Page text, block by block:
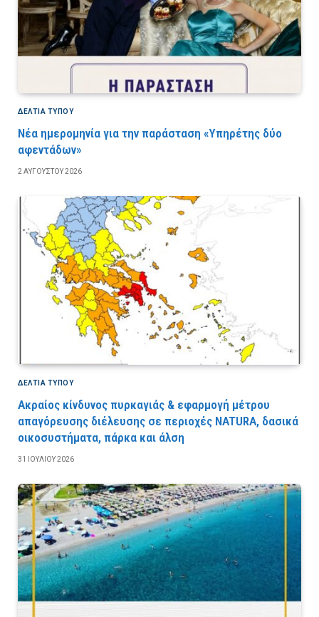
ΔΕΛΤΙΑ ΤΥΠΟΥ
Νέα ημερομηνία για την παράσταση «Υπηρέτης δύο
αφεντάδων»
2 ΑΥΓΟΎΣΤΟΥ 2026
ΔΕΛΤΙΑ ΤΥΠΟΥ
Ακραίος κίνδυνος πυρκαγιάς & εφαρμογή μέτρου
απαγόρευσης διέλευσης σε περιοχές NATURA, δασικά
οικοσυστήματα, πάρκα και άλση
31 ΙΟΥΛΊΟΥ 2026